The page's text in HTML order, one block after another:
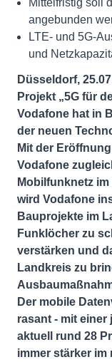
Mittelfristig soll
angebunden
LTE- und 5G-
und
Düsseldorf,
Projekt „5G für
Vodafone hat in
der neuen
Mit der
Vodafone
Mobilfunknetz
wird Vodafone
Bauprojekte im
Funklöcher zu
verstärken und
Landkreis zu
Der mobile
rasant - mit
aktuell rund 28
immer stärker im